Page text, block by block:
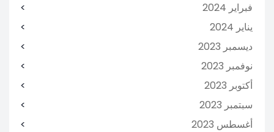
فبراير 2024
يناير 2024
ديسمبر 2023
نوفمبر 2023
أكتوبر 2023
سبتمبر 2023
أغسطس 2023